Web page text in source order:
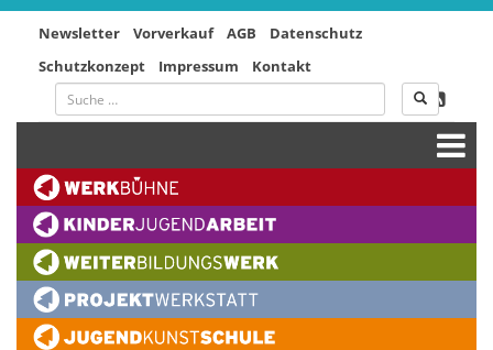
Newsletter Vorverkauf AGB
Datenschutz
Schutzkonzept
Impressum Kontakt